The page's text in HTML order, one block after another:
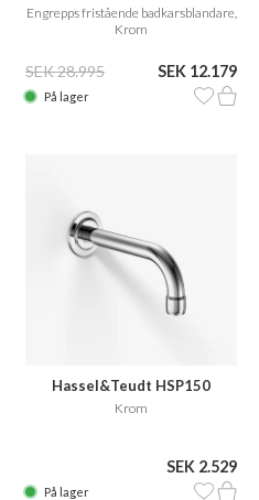
Engrepps fristående badkarsblandare,
Krom
SEK 28.995 SEK 12.179
På lager
Hassel&Teudt HSP150
Krom
SEK 2.529
På lager